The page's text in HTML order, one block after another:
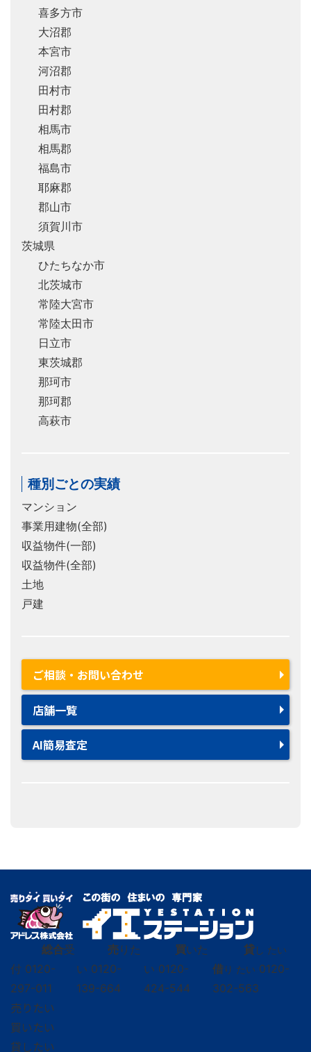
喜多方市
大沼郡
本宮市
河沼郡
田村市
田村郡
相馬市
相馬郡
福島市
耶麻郡
郡山市
須賀川市
茨城県
ひたちなか市
北茨城市
常陸大宮市
常陸太田市
日立市
東茨城郡
那珂市
那珂郡
高萩市
種別ごとの実績
マンション
事業用建物(全部)
収益物件(一部)
収益物件(全部)
土地
戸建
ご相談・お問い合わせ
店舗一覧
AI簡易査定
総合受
付 0120-
297-011
売りた
い 0120-
139-664
買いた
い 0120-
424-544
貸し たい
借り たい 0120-
302-563
売りたい
買いたい
貸したい